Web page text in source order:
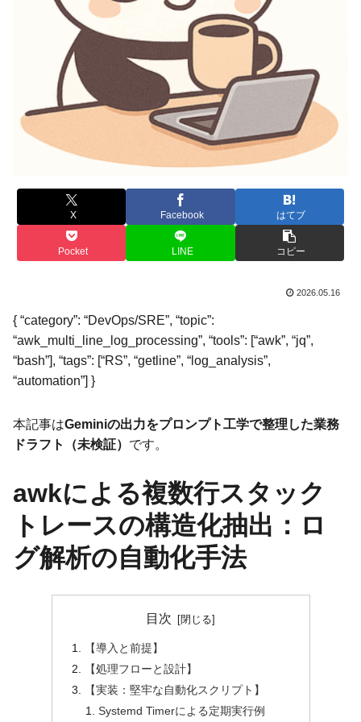
X Facebook はてブ
Pocket LINE コピー
2026.05.16
{ “category”: “DevOps/SRE”, “topic”:
“awk_multi_line_log_processing”, “tools”: [“awk”, “jq”,
“bash”], “tags”: [“RS”, “getline”, “log_analysis”,
“automation”] }
本記事はGeminiの出力をプロンプト工学で整理した業務
ドラフト（未検証） です。
awkによる複数行スタック
トレースの構造化抽出：ロ
グ解析の自動化手法
目次
【導入と前提】
【処理フローと設計】
【実装：堅牢な自動化スクリプト】
Systemd Timerによる定期実行例